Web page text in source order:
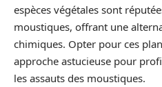
espèces végétales sont
moustiques, offrant une
chimiques. Opter pour ces
approche astucieuse pour
les assauts des moustiques.